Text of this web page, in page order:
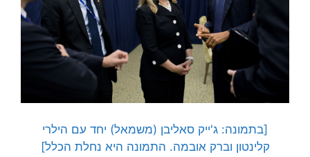
[בתמונה: ג'ייק סאליבן (משמאל) יחד עם הילרי
קלינטון וברק אובמה. התמונה היא נחלת הכלל]